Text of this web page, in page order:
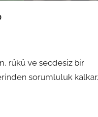
rükû ve secdesiz bir
sorumluluk kalkar.